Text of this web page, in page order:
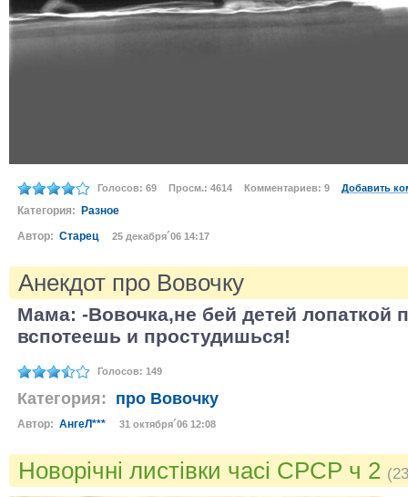
Голосов: 69 Просм.: 4614 Комментариев: 9 Добавить
Категория:
Разное
Автор: Старец 25 декабря´06 14:17
Анекдот про Вовочку
Мама: -Вовочка,не бей детей лопаткой
вспотеешь и простудишься!
Голосов: 149
Категория: про Вовочку
Автор: АнгеЛ*** 31 октября´06 12:08
Новорічні листівки часі СРСР ч 2